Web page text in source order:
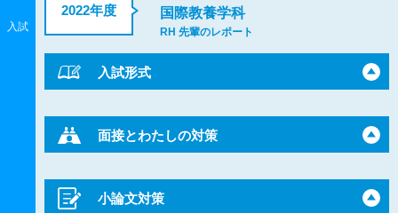
入試
2022年度
国際教養学科
RH 先輩のレポート
入試形式
面接とわたしの対策
小論文対策